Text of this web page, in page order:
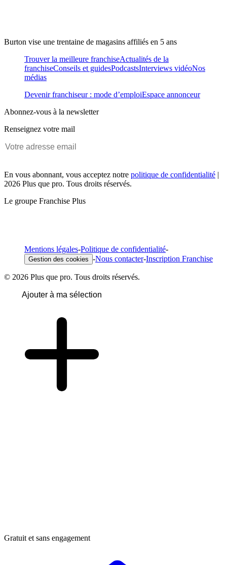
Burton vise une trentaine de magasins affiliés en 5 ans
Trouver la meilleure franchiseActualités de la
franchiseConseils et guidesPodcastsInterviews vidéoNos
médias
Devenir franchiseur : mode d’emploiEspace annonceur
Abonnez-vous à la newsletter
Renseignez votre mail
En vous abonnant, vous acceptez notre politique de confidentialité |
2026 Plus que pro. Tous droits réservés.
Le groupe Franchise Plus
Mentions légales-Politique de confidentialité-
Gestion des cookies -Nous contacter-Inscription Franchise
© 2026 Plus que pro. Tous droits réservés.
Ajouter à ma sélection
Gratuit et sans engagement